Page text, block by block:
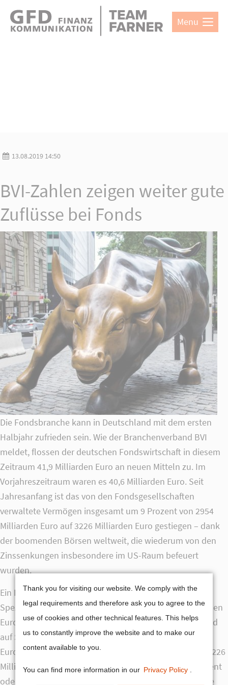
Direkt zum Hauptinhalt springen
Login
Register Lost your password?
Support
Lorem ipsum dolor sit amet:
24h/ 365days
We offer support for our customers
Mon - Fri 8:00am - 5:00pm
(GMT +1)
Get in touch
Cybersteel Inc.
376-293 City Road, Suite 600
San Francisco, CA 94102
Drop us a line
info@yourdomain.com
About us
Lorem ipsum dolor sit amet, consectetuer adipiscing
elit.
Aenean commodo ligula eget dolor. Aenean massa. Cum
sociis natoque penatibus et magnis dis parturient montes,
nascetur ridiculus mus. Donec quam felis, ultricies nec.
Menu
13.08.2019 14:50
BVI-Zahlen zeigen weiter gute
Zuflüsse bei Fonds
Die Fondsbranche kann in Deutschland mit dem ersten
Halbjahr zufrieden sein. Wie der Branchenverband BVI
meldet, flossen der deutschen Fondswirtschaft in diesem
Zeitraum 41,9 Milliarden Euro an neuen Mitteln zu. Im
Vorjahreszeitraum waren es 40,6 Milliarden Euro. Seit
Jahresanfang ist das von den Fondsgesellschaften
verwaltete Vermögen insgesamt um 9 Prozent von 2954
Milliarden Euro auf 3226 Milliarden Euro gestiegen – dank
der boomenden Börsen weltweit, die wiederum von den
Zinssenkungen insbesondere im US-Raum befeuert
wurden.
Ein Blick in die Zahlen zeigt, wie wichtig inzwischen das
Spezialfondsgeschäft geworden ist. Alleine 38,8 Milliarden
Euro der Neumittelzuflüsse von 41,9 Milliarden Euro sind
auf Spezialfonds zurückzuführen und nur 1,8 Milliarden
Euro auf Publikumsfonds. Vom Gesamtvermögen von 3226
Milliarden Euro entfallen zum 30.6.2019 rund 54,9 Prozent
oder 1172 Milliarden Euro auf offene Spezialfonds. Ende
Cookie-Einstellungen
Thank you for visiting our website. We comply with the
legal requirements and therefore ask you to agree to the
use of cookies and other technical features. This helps
us to constantly improve the website and to make our
content available to you.
You can find more information in our Privacy Policy